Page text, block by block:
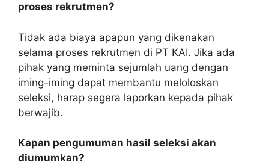
proses rekrutmen?
Tidak ada biaya apapun yang dikenakan
selama proses rekrutmen di PT KAI. Jika ada
pihak yang meminta sejumlah uang dengan
iming-iming dapat membantu meloloskan
seleksi, harap segera laporkan kepada pihak
berwajib.
Kapan pengumuman hasil seleksi akan
diumumkan?